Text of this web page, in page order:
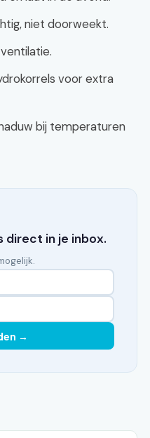
niet doorweekt.
voor extra
bij temperaturen
direct in je inbox.
→